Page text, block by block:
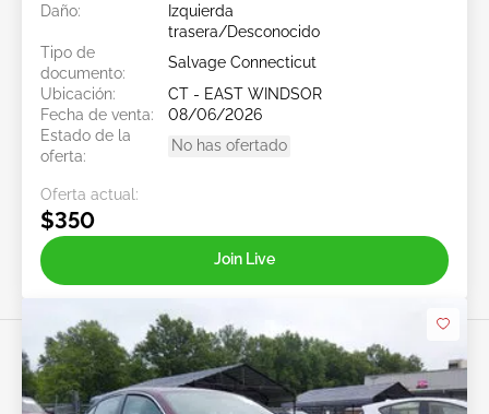
Daño:
Izquierda
trasera/Desconocido
Tipo de
documento:
Salvage Connecticut
Ubicación:
CT - EAST WINDSOR
Fecha de venta:
08/06/2026
Estado de la
oferta:
No has ofertado
Oferta actual:
$350
Join Live